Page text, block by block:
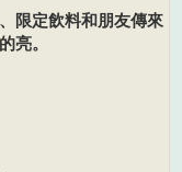
定飲料和朋友傳來
亮。